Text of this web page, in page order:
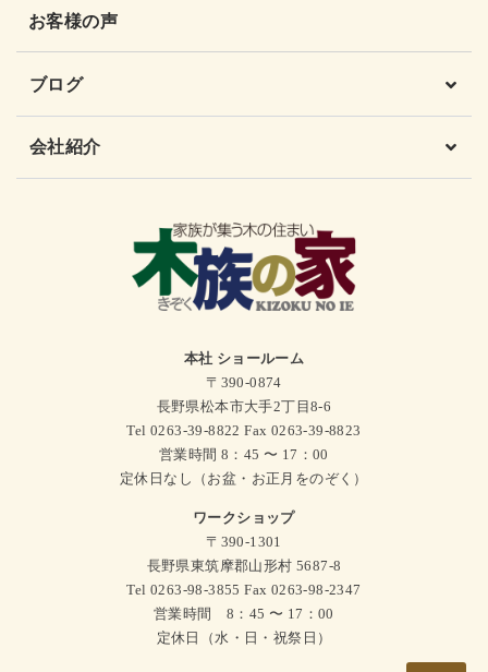
お客様の声
ブログ
会社紹介
本社 ショールーム
〒390-0874
長野県松本市大手2丁目8-6
Tel 0263-39-8822 Fax 0263-39-8823
営業時間 8：45 〜 17：00
定休日なし（お盆・お正月をのぞく）
ワークショップ
〒390-1301
長野県東筑摩郡山形村 5687-8
Tel 0263-98-3855 Fax 0263-98-2347
営業時間 8：45 〜 17：00
定休日（水・日・祝祭日）